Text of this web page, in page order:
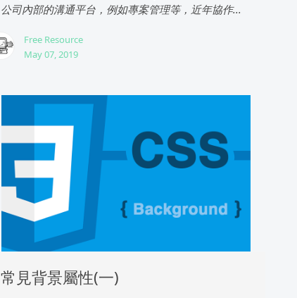
公司內部的溝通平台，例如專案管理等，近年協作...
Free Resource
May 07, 2019
常見背景屬性(一)